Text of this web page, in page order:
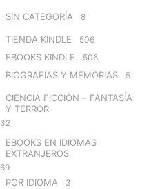
SIN CATEGORÍA 8
TIENDA KINDLE 506
EBOOKS KINDLE 506
BIOGRAFÍAS Y MEMORIAS 5
CIENCIA FICCIÓN – FANTASÍA
Y TERROR
32
EBOOKS EN IDIOMAS
EXTRANJEROS
69
POR IDIOMA 3